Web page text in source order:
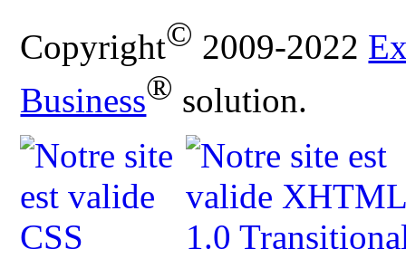
Copyright© 2009-2022
Business® solution.